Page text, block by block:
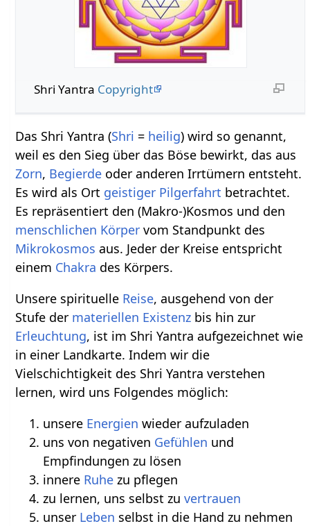
Shri Yantra Copyright
Das Shri Yantra (Shri = heilig) wird so genannt,
weil es den Sieg über das Böse bewirkt, das aus
Zorn, Begierde oder anderen Irrtümern entsteht.
Es wird als Ort geistiger Pilgerfahrt betrachtet.
Es repräsentiert den (Makro-)Kosmos und den
menschlichen Körper vom Standpunkt des
Mikrokosmos aus. Jeder der Kreise entspricht
einem Chakra des Körpers.
Unsere spirituelle Reise, ausgehend von der
Stufe der materiellen Existenz bis hin zur
Erleuchtung, ist im Shri Yantra aufgezeichnet wie
in einer Landkarte. Indem wir die
Vielschichtigkeit des Shri Yantra verstehen
lernen, wird uns Folgendes möglich:
unsere Energien wieder aufzuladen
uns von negativen Gefühlen und
Empfindungen zu lösen
innere Ruhe zu pflegen
zu lernen, uns selbst zuvertrauen
unser Leben selbst in die Hand zu nehmen